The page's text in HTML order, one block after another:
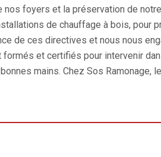
foyers et la préservation de
de chauffage à bois, pour
de ces directives et nous nous
et certifiés pour intervenir
mains. Chez Sos